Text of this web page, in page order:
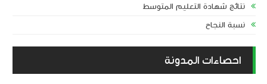
نتائج شهادة التعليم المتوسط
نسبة النجاح
احصاءات المدونة